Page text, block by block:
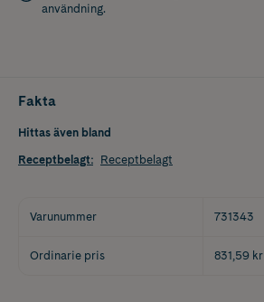
användning.
Fakta
Hittas även bland
Receptbelagt: Receptbelagt
Varunummer 731343
Ordinarie pris 831,59 kr